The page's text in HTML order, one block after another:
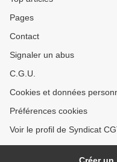
Pages
Contact
Signaler un abus
C.G.U.
Cookies et données
Préférences cookies
Voir le profil de Syndicat
Créer